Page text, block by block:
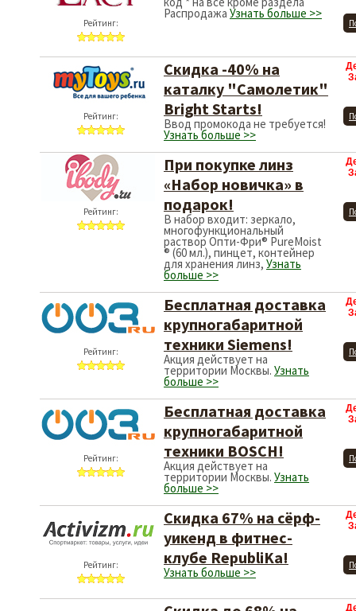
Рейтинг:
Распродажа Узнать больше >>
Рейтинг:
Скидка -40% на
каталку "Самолетик"
Bright Starts!
Ввод промокода не требуется!
Узнать больше >>
Рейтинг:
При покупке линз
«Набор новичка» в
подарок!
В набор входит: зеркало,
многофункциональный
раствор Опти-Фри® PureMoist
® (60 мл.), пинцет, контейнер
для хранения линз, Узнать
больше >>
Рейтинг:
Бесплатная доставка
крупногабаритной
техники Siemens!
Акция действует на
территории Москвы. Узнать
больше >>
Рейтинг:
Бесплатная доставка
крупногабаритной
техники BOSCH!
Акция действует на
территории Москвы. Узнать
больше >>
Рейтинг:
Скидка 67% на сёрф-
уикенд в фитнес-
клубе RepubliKa!
Узнать больше >>